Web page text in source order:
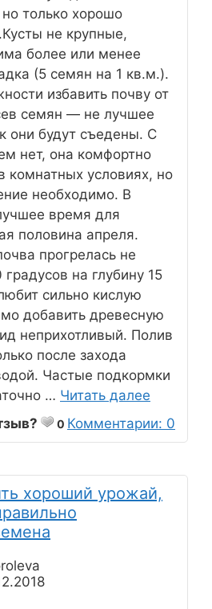
только хорошо
не крупные,
более или менее
(5 семян на 1 кв.м.).
избавить почву от
семян — не лучшее
они будут съедены. С
нет, она комфортно
комнатных условиях, но
необходимо. В
время для
половина апреля.
прогрелась не
на глубину 15
сильно кислую
добавить древесную
неприхотливый. Полив
после захода
Частые подкормки
… Читать далее
0 Комментарии: 0
хороший урожай,